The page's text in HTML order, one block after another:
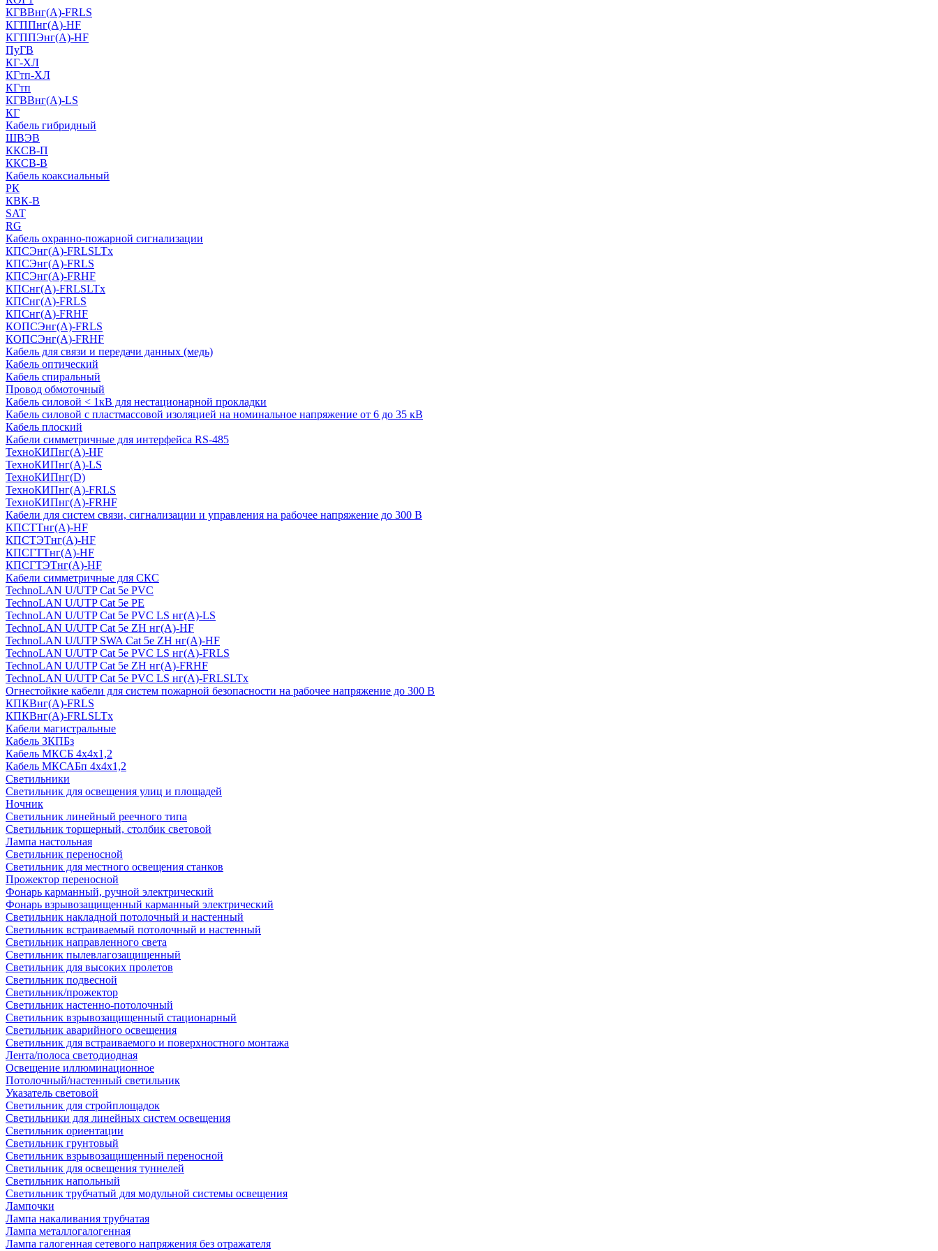
КГВВнг(А)-FRLS
КГППнг(A)-HF
КГППЭнг(A)-HF
ПуГВ
КГ-ХЛ
КГтп-ХЛ
КГтп
КГВВнг(А)-LS
КГ
Кабель гибридный
ШВЭВ
ККСВ-П
ККСВ-В
Кабель коаксиальный
РК
КВК-В
SAT
RG
Кабель охранно-пожарной сигнализации
КПСЭнг(А)-FRLSLTx
КПСЭнг(А)-FRLS
КПСЭнг(А)-FRHF
КПСнг(А)-FRLSLTx
КПСнг(А)-FRLS
КПСнг(А)-FRHF
КОПСЭнг(А)-FRLS
КОПСЭнг(А)-FRHF
Кабель для связи и передачи данных (медь)
Кабель оптический
Кабель спиральный
Провод обмоточный
Кабель силовой < 1кВ для нестационарной прокладки
Кабель силовой с пластмассовой изоляцией на номинальное напряжение от 6 до 35 кВ
Кабель плоский
Кабели симметричные для интерфейса RS-485
ТеxноКИПнг(A)-HF
ТеxноКИПнг(A)-LS
ТеxноКИПнг(D)
ТехноКИПнг(A)-FRLS
ТехноКИПнг(A)-FRHF
Кабели для систем связи, сигнализации и управления на рабочее напряжение до 300 В
КПСТТнг(A)-HF
КПСТЭТнг(A)-HF
КПСГТТнг(A)-HF
КПСГТЭТнг(A)-HF
Кабели симметричные для СКС
TechnoLAN U/UTP Cat 5e PVC
TechnoLAN U/UTP Cat 5e PE
TechnoLAN U/UTP Cat 5e PVC LS нг(A)-LS
TechnoLAN U/UTP Cat 5e ZH нг(A)-HF
TechnoLAN U/UTP SWA Cat 5e ZH нг(A)-HF
TechnoLAN U/UTP Cat 5e PVC LS нг(A)-FRLS
TechnoLAN U/UTP Cat 5e ZH нг(A)-FRHF
TechnoLAN U/UTP Cat 5e PVC LS нг(A)-FRLSLTx
Огнестойкие кабели для систем пожарной безопасности на рабочее напряжение до 300 В
КПКВнг(A)-FRLS
КПКВнг(A)-FRLSLTx
Кабели магистральные
Кабель ЗКПБз
Кабель МКСБ 4х4х1,2
Кабель МКСАБп 4х4х1,2
Светильники
Светильник для освещения улиц и площадей
Ночник
Светильник линейный реечного типа
Светильник торшерный, столбик световой
Лампа настольная
Светильник переносной
Светильник для местного освещения станков
Прожектор переносной
Фонарь карманный, ручной электрический
Фонарь взрывозащищенный карманный электрический
Светильник накладной потолочный и настенный
Светильник встраиваемый потолочный и настенный
Светильник направленного света
Светильник пылевлагозащищенный
Светильник для высоких пролетов
Светильник подвесной
Светильник/прожектор
Светильник настенно-потолочный
Светильник взрывозащищенный стационарный
Светильник аварийного освещения
Светильник для встраиваемого и поверхностного монтажа
Лента/полоса светодиодная
Освещение иллюминационное
Потолочный/настенный светильник
Указатель световой
Светильник для стройплощадок
Светильники для линейных систем освещения
Светильник ориентации
Светильник грунтовый
Светильник взрывозащищенный переносной
Светильник для освещения туннелей
Светильник напольный
Светильник трубчатый для модульной системы освещения
Лампочки
Лампа накаливания трубчатая
Лампа металлогалогенная
Лампа галогенная сетевого напряжения без отражателя